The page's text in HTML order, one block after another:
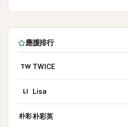
應援排行
TW TWICE
LI Lisa
朴彩朴彩英